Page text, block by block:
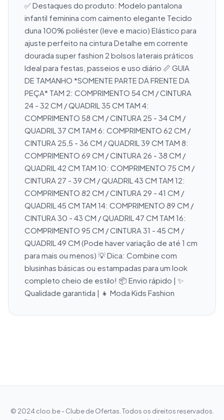
✅ Destaques do produto: Modelo pantalona
infantil feminina com caimento elegante Tecido
duna 100% poliéster (leve e macio) Elástico para
ajuste perfeito na cintura Detalhe em corrente
dourada super fashion 2 bolsos laterais práticos
Ideal para festas, passeios e uso diário 📏 GUIA
DE TAMANHO *SOMENTE PARTE DA FRENTE DA
PEÇA* TAM 2: COMPRIMENTO 54 CM / CINTURA
24 - 32 CM / QUADRIL 35 CM TAM 4:
COMPRIMENTO 58 CM / CINTURA 25 - 34 CM /
QUADRIL 37 CM TAM 6: COMPRIMENTO 62 CM /
CINTURA 25,5 - 36 CM / QUADRIL 39 CM TAM 8:
COMPRIMENTO 69 CM / CINTURA 26 - 38 CM /
QUADRIL 42 CM TAM 10: COMPRIMENTO 75 CM /
CINTURA 27 - 39 CM / QUADRIL 43 CM TAM 12:
COMPRIMENTO 82 CM / CINTURA 29 - 41 CM /
QUADRIL 45 CM TAM 14: COMPRIMENTO 89 CM /
CINTURA 30 - 43 CM / QUADRIL 47 CM TAM 16:
COMPRIMENTO 95 CM / CINTURA 31 - 45 CM /
QUADRIL 49 CM (Pode haver variação de até 1 cm
para mais ou menos) 💡 Dica: Combine com
blusinhas básicas ou estampadas para um look
completo cheio de estilo! 📦 Envio rápido | ✨
Qualidade garantida | 👧 Moda Kids Fashion
© 2024 cloo.be - Clube de Ofertas. Todos os direitos reservados.